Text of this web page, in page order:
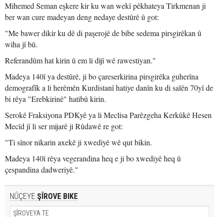
Mihemed Seman eşkere kir ku wan wekî pêkhateya Tirkmenan ji
ber wan cure madeyan deng nedaye destûrê û got:
"Me bawer dikir ku dê di paşerojê de bibe sedema pirsgirêkan û
wiha jî bû.
Referandûm hat kirin û em li dijî wê rawestiyan."
Madeya 140î ya destûrê, ji bo çareserkirina pirsgirêka guherîna
demografîk a li herêmên Kurdistanî hatiye danîn ku di salên 70yî de
bi rêya "Erebkirinê" hatibû kirin.
Serokê Fraksiyona PDKyê ya li Meclisa Parêzgeha Kerkûkê Hesen
Mecîd jî li ser mijarê ji Rûdawê re got:
"Ti sînor nikarin axekê ji xwediyê wê qut bikin.
Madeya 140î rêya vegerandina heq e ji bo xwediyê heq û
çespandina dadweriyê."
NÛÇEYE ŞÎROVE BIKE